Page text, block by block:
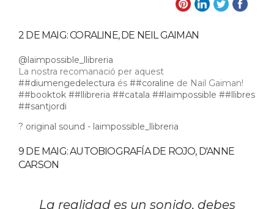
2 DE MAIG: CORALINE, DE NEIL GAIMAN
@laimpossible_llibreria
La nostra recomanació per aquest
##diumengedelectura és ##coraline de Nail Gaiman!
##booktok ##llibreria ##catala ##laimpossible ##llibres
##santjordi
? original sound - laimpossible_llibreria
9 DE MAIG: AUTOBIOGRAFÍA DE ROJO, D'ANNE
CARSON
La realidad es un sonido, debes